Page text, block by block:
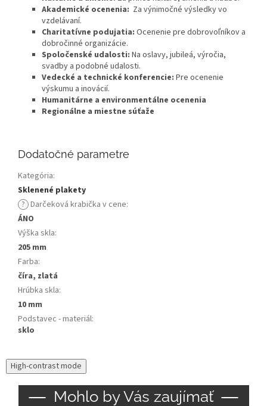
Akademické ocenenia: Za výnimočné výsledky vo
vzdelávaní.
Charitatívne podujatia: Ocenenie pre dobrovoľníkov a
dobročinné organizácie.
Spoločenské udalosti: Na oslavy, jubileá, výročia,
svadby a podobné udalosti.
Vedecké a technické konferencie: Pre ocenenie
výskumu a inovácií.
Humanitárne a environmentálne ocenenia
Regionálne a miestne súťaže
Dodatočné parametre
Kategória:
Sklenené plakety
? Darčeková krabička v cene:
ÁNO
Výška skla:
205 mm
Farba:
číra, zlatá
Hrúbka skla:
10 mm
Podstavec - materiál:
sklo
High-contrast mode
Mohlo by Vás zaujímať